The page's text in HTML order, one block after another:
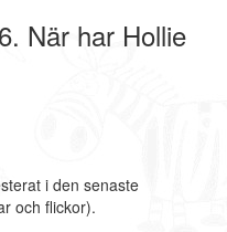
När har Hollie
i den senaste
och flickor).